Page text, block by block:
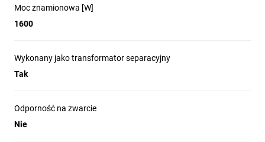
Moc znamionowa [W]
1600
Wykonany jako transformator separacyjny
Tak
Odporność na zwarcie
Nie